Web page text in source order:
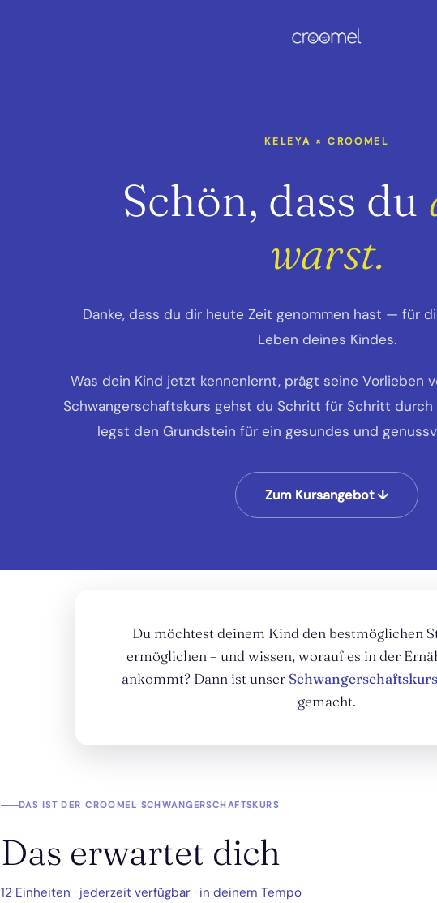
KELEYA × CROOMEL
Schön, dass du
warst.
Danke, dass du dir heute Zeit genommen hast — für
Leben deines Kindes.
Was dein Kind jetzt kennenlernt, prägt seine Vorlieben
Schwangerschaftskurs gehst du Schritt für Schritt
legst den Grundstein für ein gesundes und
Zum Kursangebot ↓
Du möchtest deinem Kind den bestmöglichen
ermöglichen – und wissen, worauf es in der
ankommt? Dann ist unser Schwangerschaftskurs
gemacht.
DAS IST DER CROOMEL SCHWANGERSCHAFTSKURS
Das erwartet dich
12 Einheiten · jederzeit verfügbar · in deinem Tempo